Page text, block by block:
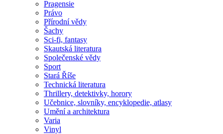
Pragensie
Právo
Přírodní vědy
Šachy
Sci-fi, fantasy
Skautská literatura
Společenské vědy
Sport
Stará Říše
Technická literatura
Thrillery, detektivky, horory
Učebnice, slovníky, encyklopedie, atlasy
Umění a architektura
Varia
Vinyl